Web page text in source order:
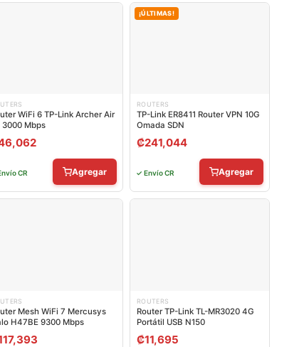
WiFi 6 TP-Link Archer Air
3000 Mbps
CR Agregar
¡ÚLTIMAS!
ROUTERS
TP-Link ER8411 Router VPN 10G
Omada SDN
₡241,044
✓ Envío CR Agregar
Mesh WiFi 7 Mercusys
H47BE 9300 Mbps
ROUTERS
Router TP-Link TL-MR3020 4G
Portátil USB N150
₡11,695